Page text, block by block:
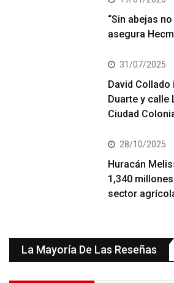
“Sin abejas
asegura
31/07/2025
David Collado
Duarte y calle
Ciudad
28/10/2025
Huracán
1,340
sector
La Mayoría De Las Reseñas